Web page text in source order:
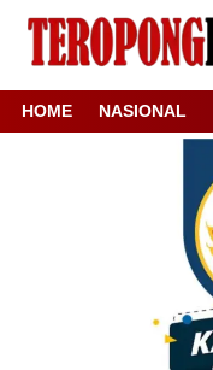
HOME NASIONAL